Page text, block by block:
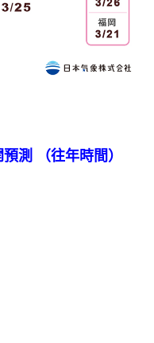
測 （往年時間）